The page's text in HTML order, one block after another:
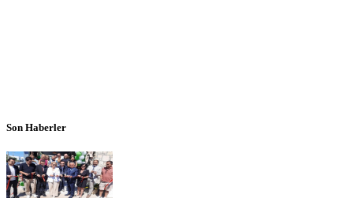
Son Haberler